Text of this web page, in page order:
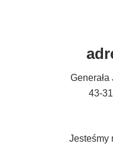
43-
Jesteśmy